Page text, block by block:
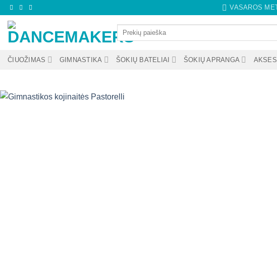
Skip
content
VASAROS
Ieškoti:
ČIUOŽIMAS GIMNASTIKA ŠOKIŲ BATELIAI ŠOKIŲ APRANGA